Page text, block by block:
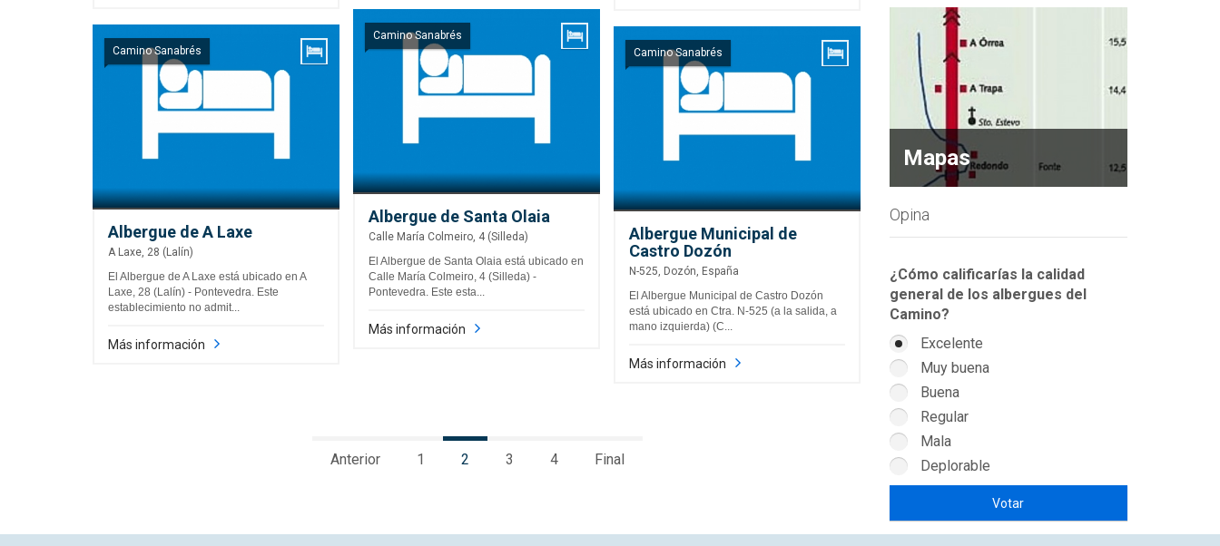
Camino Sanabrés
Albergue de Santa Olaia
Calle María Colmeiro, 4 (Silleda)
El Albergue de Santa Olaia está ubicado en
Calle María Colmeiro, 4 (Silleda) -
Pontevedra. Este esta...
Más información
Camino Sanabrés
Albergue de A Laxe
A Laxe, 28 (Lalín)
El Albergue de A Laxe está ubicado en A
Laxe, 28 (Lalín) - Pontevedra. Este
establecimiento no admit...
Más información
Camino Sanabrés
Albergue Municipal de
Castro Dozón
N-525, Dozón, España
El Albergue Municipal de Castro Dozón
está ubicado en Ctra. N-525 (a la salida, a
mano izquierda) (C...
Más información
Anterior 1 2 3 4 Final
Mapas
Opina
¿Cómo calificarías la calidad
general de los albergues del
Camino?
Excelente
Muy buena
Buena
Regular
Mala
Deplorable